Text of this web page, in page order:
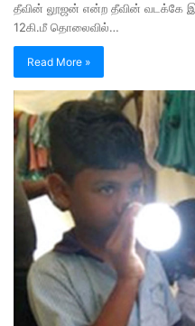
தீவின் லூஜன் என்ற தீவின் வடக்கே
12கி.மீ தொலைவில்…
Read More »